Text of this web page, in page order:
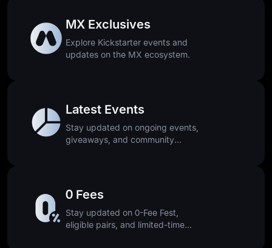
MX Exclusives
Explore Kickstarter events and
updates on the MX ecosystem.
Latest Events
Stay updated on ongoing events,
giveaways, and community
0 Fees
Stay updated on 0-Fee Fest,
eligible pairs, and limited-time